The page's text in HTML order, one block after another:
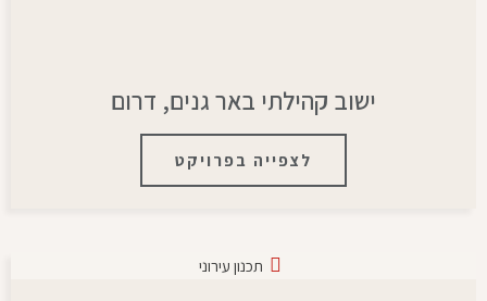
ישוב קהילתי באר גנים, דרום
לצפייה בפרויקט
תכנון עירוני